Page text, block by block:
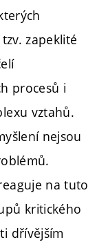
zapeklité
procesů i
vztahů.
nejsou
na tuto
kritického
dřívějším